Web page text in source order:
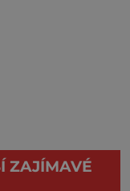
ZAJÍMAVÉ